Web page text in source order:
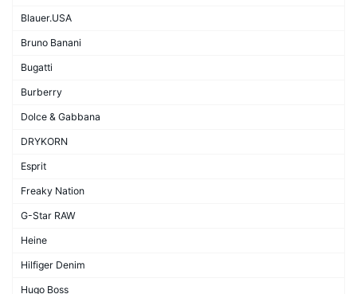
Blauer.USA
Bruno Banani
Bugatti
Burberry
Dolce & Gabbana
DRYKORN
Esprit
Freaky Nation
G-Star RAW
Heine
Hilfiger Denim
Hugo Boss